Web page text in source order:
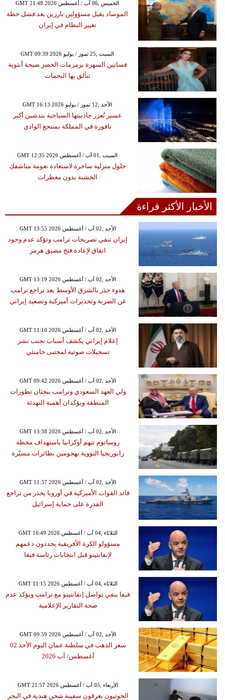
GMT 21:48 2026 الخميس ,06 آب / أغسطس
الموساد يقيل مسؤولين بارزين بعد فشل خطة
تغيير النظام في إيران
GMT 09:39 2026 السبت ,25 تموز / يوليو
فساتين السهرة بزمزمات الخصر صيحة أنثوية
تتألق بها النجمات
GMT 16:13 2026 الأحد ,12 تموز / يوليو
عسير تُعزز جاذبيتها السياحية بتدشين أكبر
نافورة في المملكة بمنتجع الوادي
GMT 12:35 2026 السبت ,01 آب / أغسطس
حلول منزلية ساحرة لاستعادة نعومة مناشفكِ
الخشنة بدون معطرات
الأخبار الأكثر قراءة
GMT 13:55 2026 الأحد ,02 آب / أغسطس
إيران تنفي تصريحات ترامب وتؤكد عدم وجود
اتفاق لإعادة فتح مضيق هرمز
GMT 13:19 2026 الأحد ,02 آب / أغسطس
هدوء حذر بالشرق الأوسط بعد تراجع ترامب
عن الضربة وتحذيرات أميركية وتصعيد إيراني
GMT 11:10 2026 الأحد ,02 آب / أغسطس
إعلام إيراني يكشف أسباب تجنب نشر
تسجيلات صوتية لمجتبى خامنئي
GMT 09:42 2026 الأحد ,02 آب / أغسطس
ولي العهد السعودي وترامب يبحثان تطورات
المنطقة ويؤكدان أهمية التهدئة
GMT 13:38 2026 الأحد ,02 آب / أغسطس
روساتوم تتهم أوكرانيا باستهداف محطة
زابوريجيا النووية بهجومين بطائرات مسيّرة
GMT 11:37 2026 الأحد ,02 آب / أغسطس
قائد القوات الأميركية في أوروبا يحذر من تراجع
القدرة على حماية إسرائيل
GMT 16:49 2026 الثلاثاء ,04 آب / أغسطس
مسؤولو الكرة الأفريقية يجددون دعمهم
لإنفانتينو قبل انتخابات رئاسة فيفا
GMT 11:15 2026 الثلاثاء ,04 آب / أغسطس
فيفا ينفي تواصل إنفانتينو مع ترامب ويؤكد عدم
صحة التقارير الإعلامية
GMT 09:59 2026 الأحد ,02 آب / أغسطس
سعر الذهب في سلطنة عمان اليوم الأحد 02
أغسطس/ آب 2026
GMT 21:57 2026 الأربعاء ,05 آب / أغسطس
الحوثيون يغرقون سفينة شحن هندية في البحر